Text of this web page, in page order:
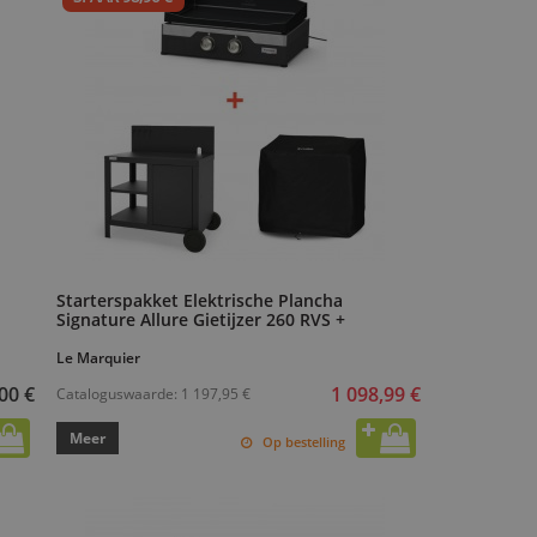
€
Starterspakket Elektrische Plancha
Signature Allure Gietijzer 260 RVS +
Le Marquier
Cataloguswaarde: 1 197,95 € 1 098,99 €
Meer Op bestelling